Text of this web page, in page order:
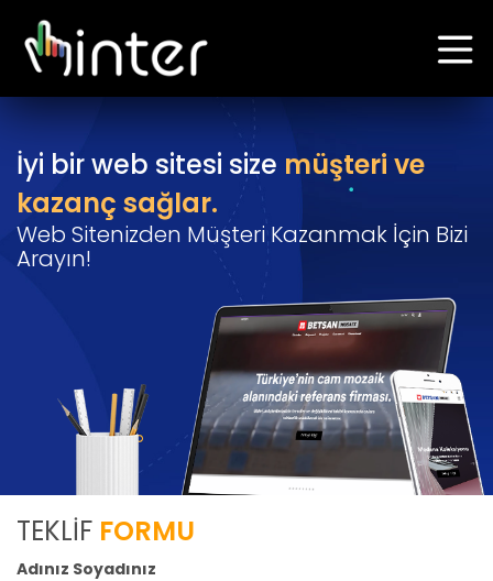
İyi bir web sitesi size müşteri ve
kazanç sağlar.
Web Sitenizden Müşteri Kazanmak İçin Bizi
Arayın!
TEKLİF FORMU
Adınız Soyadınız